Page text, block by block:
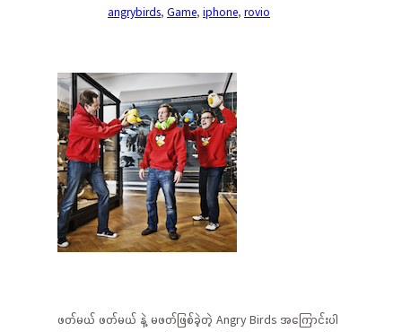
angrybirds, Game, iphone, rovio
ဖတ်မယ် ဖတ်မယ် နဲ့ မဖတ်ဖြစ်ခဲ့တဲ့ Angry Birds အကြောင်းပါ